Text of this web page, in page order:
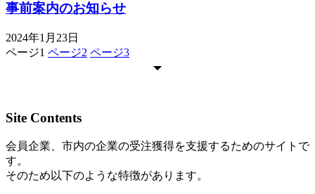
事前案内のお知らせ
2024年1月23日
ページ1 ページ2 ページ3
Site Contents
会員企業、市内の企業の受注獲得を支援するためのサイトで
す。
そのため以下のような特徴があります。